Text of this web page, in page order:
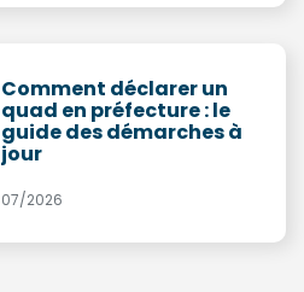
Comment déclarer un
quad en préfecture : le
guide des démarches à
jour
07/2026